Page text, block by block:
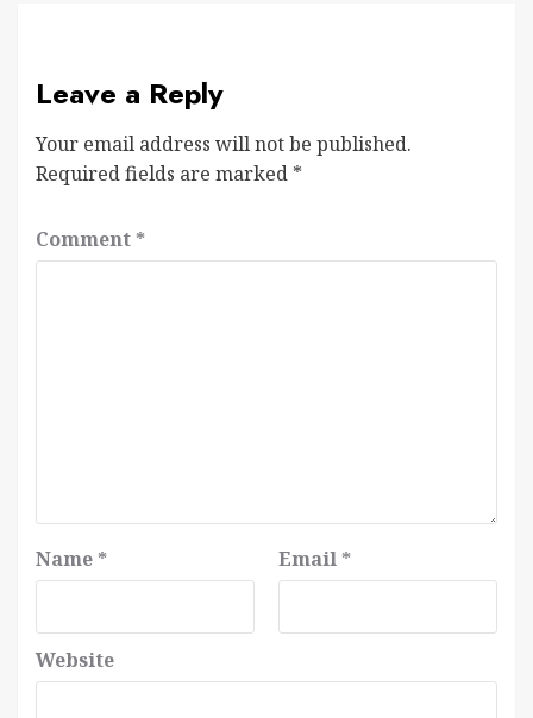
Leave a Reply
Your email address will not be published.
Required fields are marked *
Comment *
Name * Email *
Website